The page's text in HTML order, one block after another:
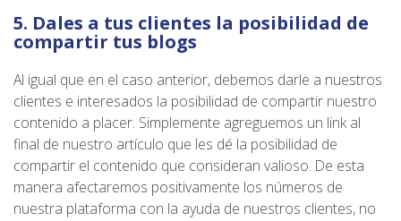
5. Dales a tus clientes la posibilidad de
compartir tus blogs
Al igual que en el caso anterior, debemos darle a nuestros
clientes e interesados la posibilidad de compartir nuestro
contenido a placer. Simplemente agreguemos un link al
final de nuestro artículo que les dé la posibilidad de
compartir el contenido que consideran valioso. De esta
manera afectaremos positivamente los números de
nuestra plataforma con la ayuda de nuestros clientes, no